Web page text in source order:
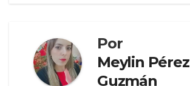
Por
Meylin Pérez
Guzmán